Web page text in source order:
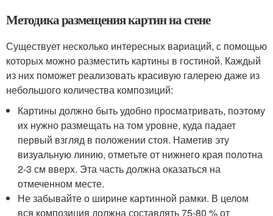
Методика размещения картин на стене
Существует несколько интересных вариаций, с помощью
которых можно разместить картины в гостиной. Каждый
из них поможет реализовать красивую галерею даже из
небольшого количества композиций:
Картины должно быть удобно просматривать, поэтому
их нужно размещать на том уровне, куда падает
первый взгляд в положении стоя. Наметив эту
визуальную линию, отметьте от нижнего края полотна
2-3 см вверх. Эта часть должна оказаться на
отмеченном месте.
Не забывайте о ширине картинной рамки. В целом
вся композиция должна составлять 75-80 % от